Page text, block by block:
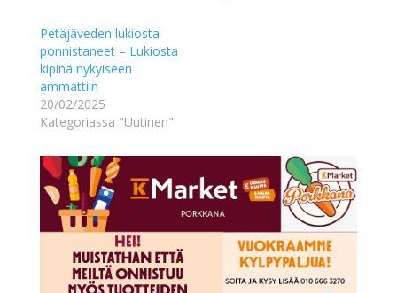
Petäjäveden lukiosta
ponnistaneet – Lukiosta
kipinä nykyiseen
ammattiin
20/02/2025
Kategoriassa "Uutinen"